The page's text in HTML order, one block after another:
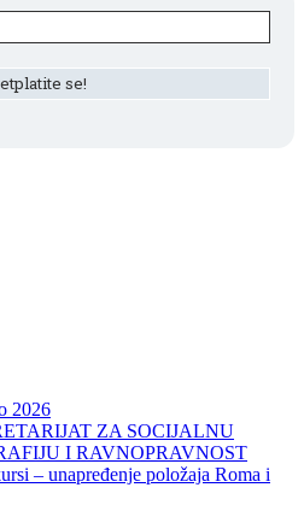
2026
ZA SOCIJALNU
I RAVNOPRAVNOST
– unapređenje položaja Roma i